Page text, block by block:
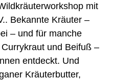
mit
Bekannte Kräuter –
– und für manche
und Beifuß –
entdeckt. Und
Kräuterbutter,